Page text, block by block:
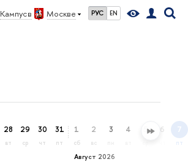
Кампус в Москве РУС EN
28
вт
29
ср
30
чт
31
пт
Август 2026
1
сб
2
вс
3 4 5 6 7
пт